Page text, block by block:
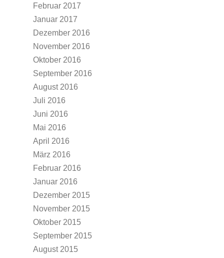
Februar 2017
Januar 2017
Dezember 2016
November 2016
Oktober 2016
September 2016
August 2016
Juli 2016
Juni 2016
Mai 2016
April 2016
März 2016
Februar 2016
Januar 2016
Dezember 2015
November 2015
Oktober 2015
September 2015
August 2015